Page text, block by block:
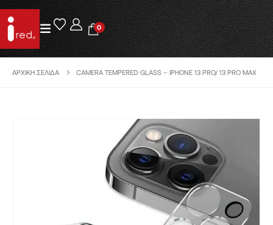
0
ΑΡΧΙΚΉ ΣΕΛΊΔΑ CAMERA TEMPERED GLASS – IPHONE 13 PRO/ 13 PRO MAX